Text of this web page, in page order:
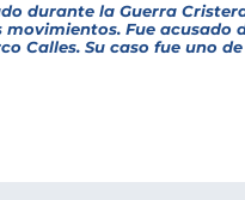
durante la Guerra
Fue
Su caso fue uno